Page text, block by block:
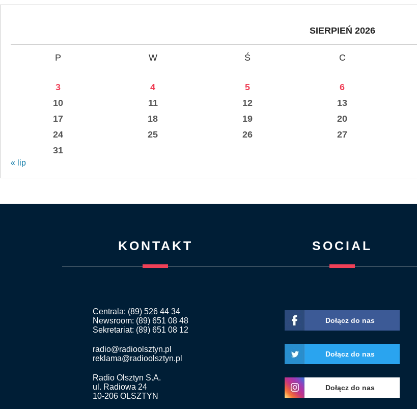
SIERPIEŃ 2026
P W Ś C
3
4 5 6
10
11 12 13
17
18 19 20
24
25 26 27
31
« lip
KONTAKT
Centrala: (89) 526 44 34
Newsroom: (89) 651 08 48
Sekretariat: (89) 651 08 12
radio@radioolsztyn.pl
reklama@radioolsztyn.pl
Radio Olsztyn S.A.
ul. Radiowa 24
10-206 OLSZTYN
SOCIAL
Dołącz do nas
Dołącz do nas
Dołącz do nas